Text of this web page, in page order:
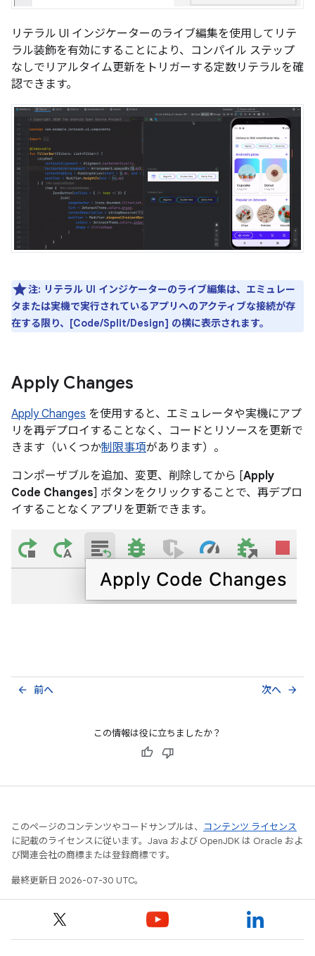
リテラル UI インジケーターのライブ編集を使用してリテ
ラル装飾を有効にすることにより、コンパイル ステップ
なしでリアルタイム更新をトリガーする定数リテラルを確
認できます。
注: リテラル UI インジケーターのライブ編集は、エミュレー
タまたは実機で実行されているアプリへのアクティブな接続が存
在する限り、[Code/Split/Design] の横に表示されます。
Apply Changes
Apply Changes を使用すると、エミュレータや実機にアプ
リを再デプロイすることなく、コードとリソースを更新で
きます（いくつか制限事項があります）。
コンポーザブルを追加、変更、削除してから [Apply
Code Changes] ボタンをクリックすることで、再デプロ
イすることなくアプリを更新できます。
前へ
arrow_back 次へ arrow_forward
この情報は役に立ちましたか？
このページのコンテンツやコードサンプルは、
コンテンツ ライセンス
に記載のライセンスに従います。Java および OpenJDK は Oracle およ
び関連会社の商標または登録商標です。
最終更新日 2026-07-30 UTC。